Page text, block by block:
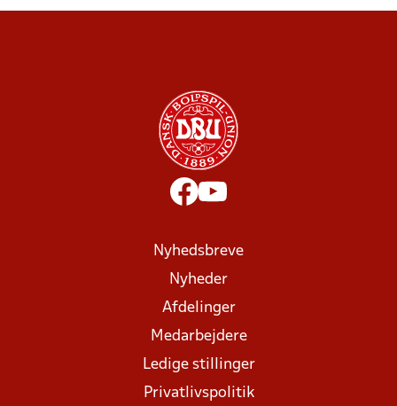
Nyhedsbreve
Nyheder
Afdelinger
Medarbejdere
Ledige stillinger
Privatlivspolitik